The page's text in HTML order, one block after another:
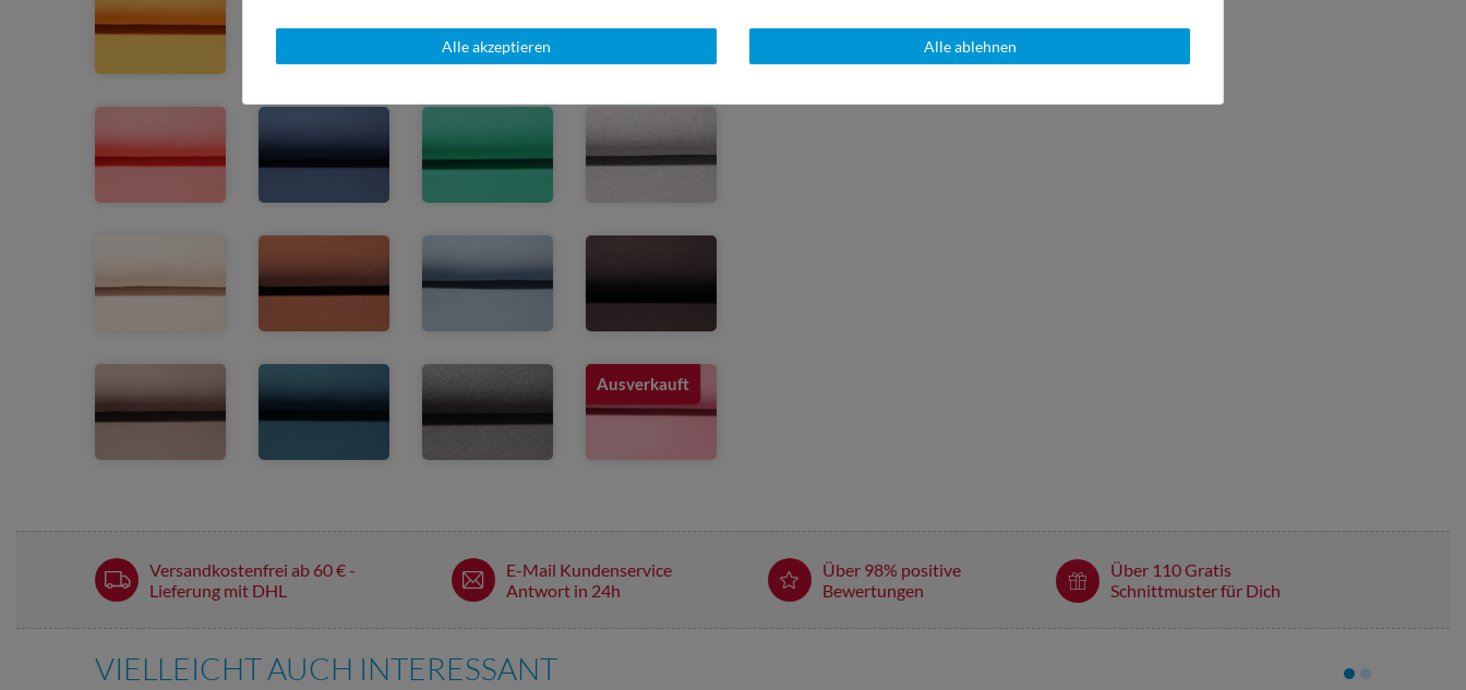
Ausverkauft
Versandkostenfrei ab 60 € -
Lieferung mit DHL
E-Mail Kundenservice
Antwort in 24h
Über 98% positive
Bewertungen
Über 110 Gratis
Schnittmuster für Dich
VIELLEICHT AUCH INTERESSANT
Alle akzeptieren Alle ablehnen